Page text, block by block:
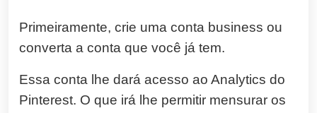
Primeiramente, crie uma conta business ou
converta a conta que você já tem.
Essa conta lhe dará acesso ao Analytics do
Pinterest. O que irá lhe permitir mensurar os